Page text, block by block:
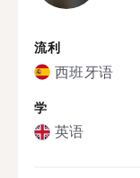
流利
西班牙语
学
英语